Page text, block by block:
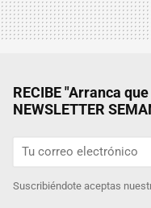
RECIBE "Arranca
NEWSLETTER
Suscribiéndote aceptas